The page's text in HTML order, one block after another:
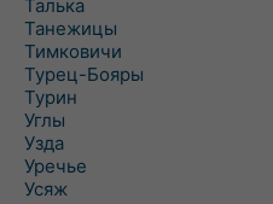
Талька
Танежицы
Тимковичи
Турец-Бояры
Турин
Углы
Узда
Уречье
Усяж